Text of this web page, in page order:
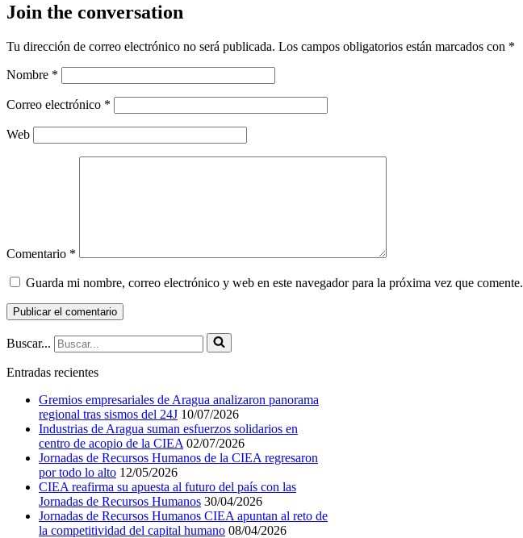
Join the conversation
Tu dirección de correo electrónico no será publicada. Los campos obligatorios están marcados con *
Nombre *
Correo electrónico *
Web
Comentario *
Guarda mi nombre, correo electrónico y web en este navegador para la próxima vez que comente.
Buscar...
Entradas recientes
Gremios empresariales de Aragua analizaron panorama
regional tras sismos del 24J 10/07/2026
Industrias de Aragua suman esfuerzos solidarios en
centro de acopio de la CIEA 02/07/2026
Jornadas de Recursos Humanos de la CIEA regresaron
por todo lo alto 12/05/2026
CIEA reafirma su apuesta al futuro del país con las
Jornadas de Recursos Humanos 30/04/2026
Jornadas de Recursos Humanos CIEA apuntan al reto de
la competitividad del capital humano 08/04/2026